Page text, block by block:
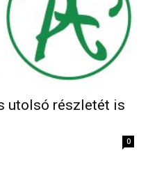
utolsó részletét is
0